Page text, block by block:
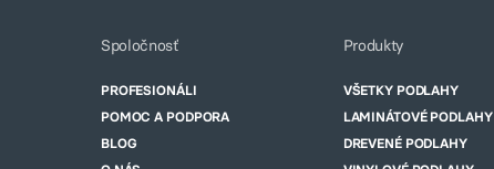
Spoločnosť
PROFESIONÁLI
POMOC A PODPORA
BLOG
Produkty
VŠETKY PODLAHY
LAMINÁTOVÉ PODLAHY
DREVENÉ PODLAHY